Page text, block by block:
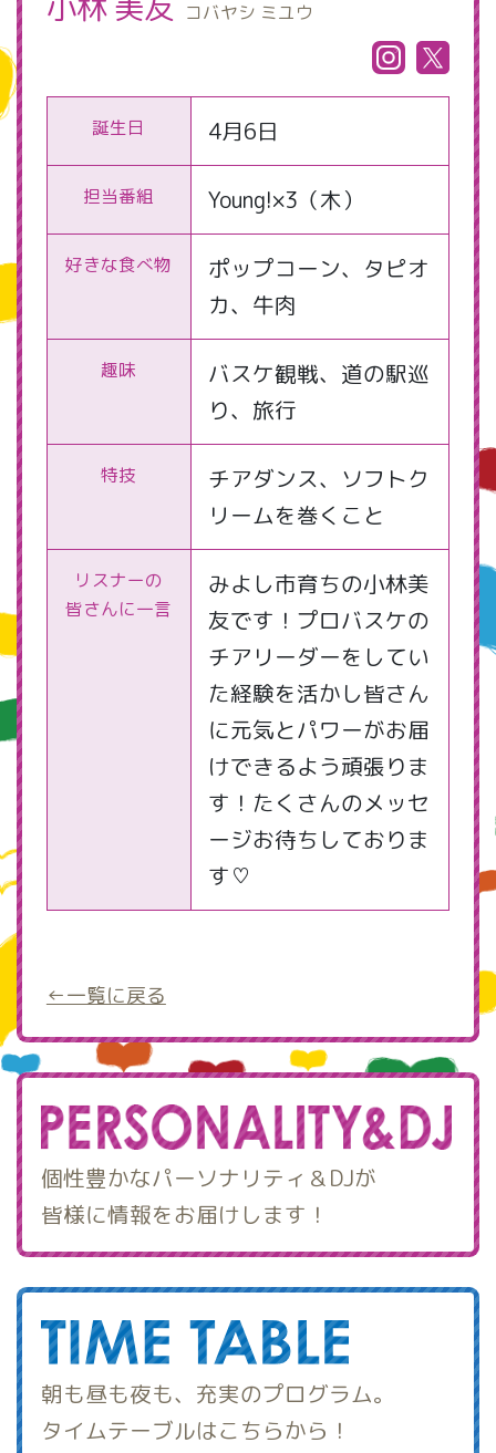
コバヤシ ミユウ
誕生日 4月6日
担当番組 Young!×3（木）
好きな食べ物
ポップコーン、タピオ
カ、牛肉
趣味
バスケ観戦、道の駅巡
り、旅行
特技
チアダンス、ソフトク
リームを巻くこと
リスナーの
皆さんに一言
みよし市育ちの小林美
友です！プロバスケの
チアリーダーをしてい
た経験を活かし皆さん
に元気とパワーがお届
けできるよう頑張りま
す！たくさんのメッセ
ージお待ちしておりま
す♡
←一覧に戻る
個性豊かなパーソナリティ＆DJが
皆様に情報をお届けします！
朝も昼も夜も、充実のプログラム。
タイムテーブルはこちらから！